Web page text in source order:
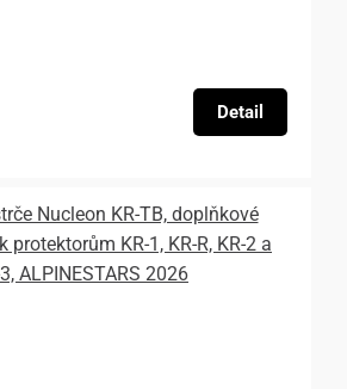
Detail
Nucleon KR-TB, doplňkové
protektorům KR-1, KR-R, KR-2 a
ALPINESTARS 2026